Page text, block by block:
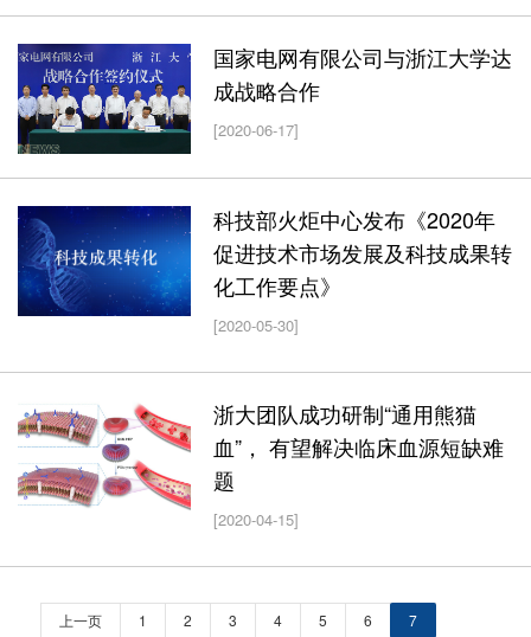
国家电网有限公司与浙江大学达
成战略合作
[2020-06-17]
科技部火炬中心发布《2020年
促进技术市场发展及科技成果转
化工作要点》
[2020-05-30]
浙大团队成功研制“通用熊猫
血”， 有望解决临床血源短缺难
题
[2020-04-15]
上一页 1 2 3 4 5 6 7